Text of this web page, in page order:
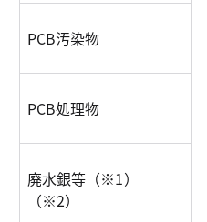
PCB汚染物
PCB処理物
廃水銀等（※1）
（※2）